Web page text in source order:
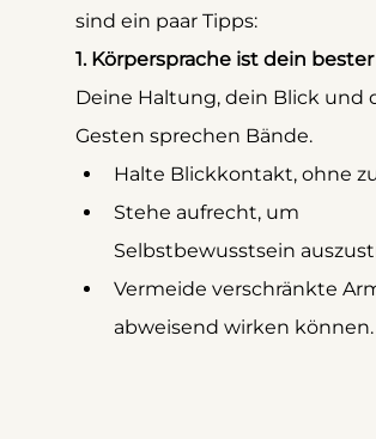
sind ein paar Tipps:
1. Körpersprache ist dein
Deine Haltung, dein Blick und
Gesten sprechen Bände.
Halte Blickkontakt, ohne
Stehe aufrecht, um
Selbstbewusstsein
Vermeide verschränkte
abweisend wirken können.